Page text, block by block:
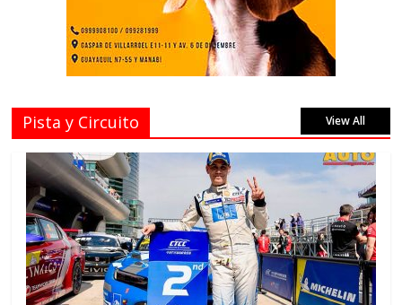
Pista y Circuito View All